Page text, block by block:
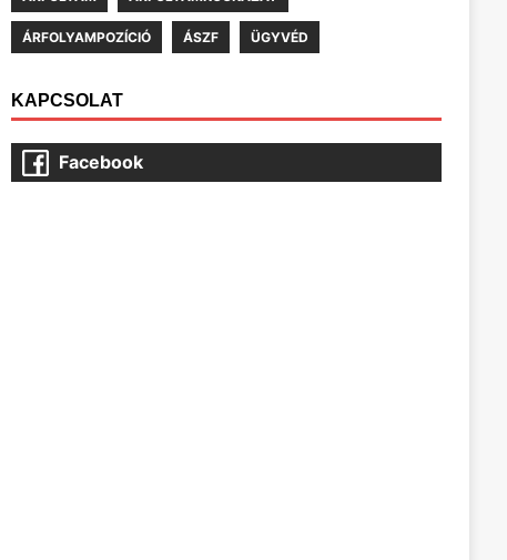
ÁRFOLYAMPOZÍCIÓ ÁSZF ÜGYVÉD
KAPCSOLAT
Facebook